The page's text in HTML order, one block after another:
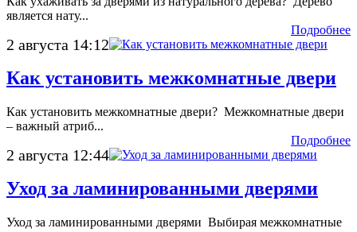
является нату...
2 августа 14:12
Подробнее
Как установить межкомнатные двери
Как установить межкомнатные двери? Межкомнатные двери
– важный атриб...
2 августа 12:44
Подробнее
Уход за ламинированными дверями
Уход за ламинированными дверями Выбирая межкомнатные